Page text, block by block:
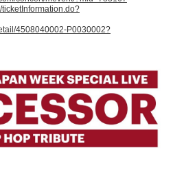
ticketInformation.do?
4508040002-P0030002?